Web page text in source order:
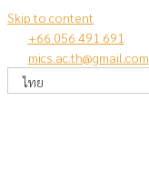
Skip to content
+66 056 491 691
mics.ac.th@gmail.com
ไทย